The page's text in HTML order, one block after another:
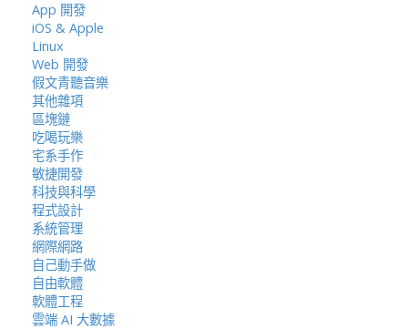
App 開發
iOS & Apple
Linux
Web 開發
假文青聽音樂
其他雜項
區塊鏈
吃喝玩樂
宅系手作
敏捷開發
科技與科學
程式設計
系統管理
網際網路
自己動手做
自由軟體
軟體工程
雲端 AI 大數據